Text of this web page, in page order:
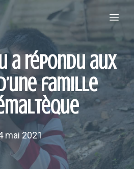
a répondu aux
famille
mai 2021